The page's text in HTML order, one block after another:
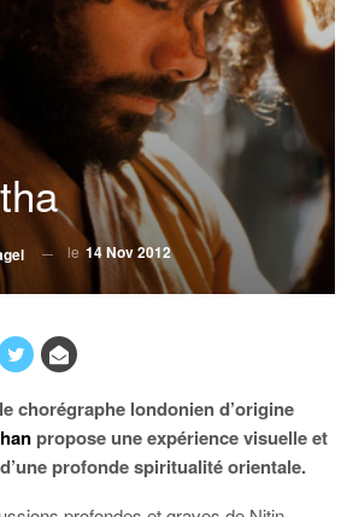
le 14 Nov 2012
chorégraphe londonien d’origine
propose une expérience visuelle et
profonde spiritualité orientale.